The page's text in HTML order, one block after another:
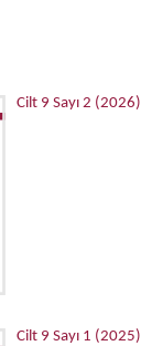
Cilt 9 Sayı 2 (2026)
Cilt 9 Sayı 1 (2025)